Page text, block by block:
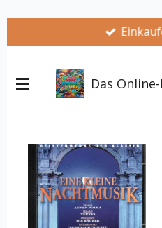
springen
Das